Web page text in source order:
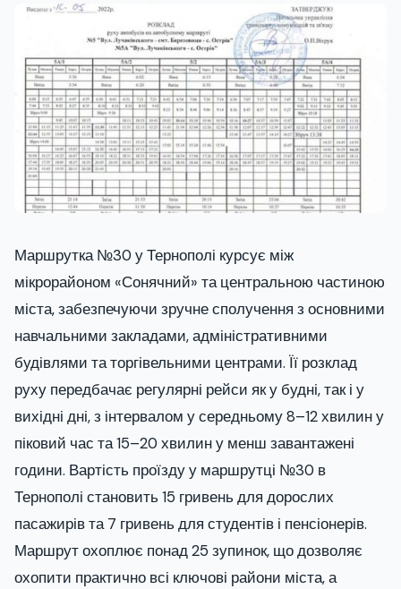
Маршрутка №30 у Тернополі курсує між
мікрорайоном «Сонячний» та центральною частиною
міста, забезпечуючи зручне сполучення з основними
навчальними закладами, адміністративними
будівлями та торгівельними центрами. Її розклад
руху передбачає регулярні рейси як у будні, так і у
вихідні дні, з інтервалом у середньому 8–12 хвилин у
піковий час та 15–20 хвилин у менш завантажені
години. Вартість проїзду у маршрутці №30 в
Тернополі становить 15 гривень для дорослих
пасажирів та 7 гривень для студентів і пенсіонерів.
Маршрут охоплює понад 25 зупинок, що дозволяє
охопити практично всі ключові райони міста, а